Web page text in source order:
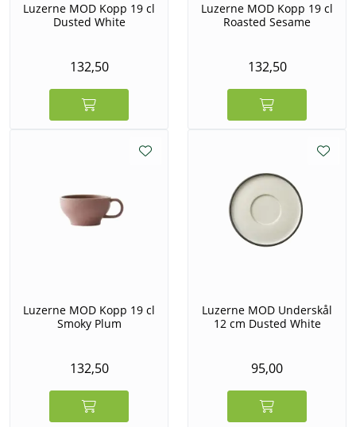
Luzerne MOD Kopp 19 cl
Dusted White
132,50
Luzerne MOD Kopp 19 cl
Roasted Sesame
132,50
Luzerne MOD Kopp 19 cl
Smoky Plum
132,50
Luzerne MOD Underskål
12 cm Dusted White
95,00